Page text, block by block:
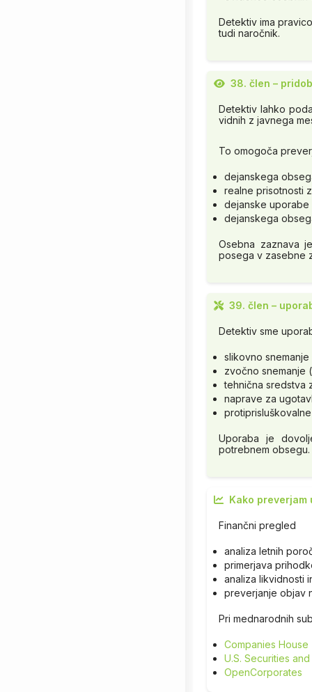
Detektiv ima
tudi naročnik.
38. člen –
Detektiv lahko
vidnih z javnega
To omogoča
dejanskega
realne prisotnosti
dejanske
dejanskega
Osebna zaznava
posega v zasebne
39. člen –
Detektiv sme
slikovno
zvočno snemanje
tehnična sredstva
naprave za
Uporaba je
potrebnem obsegu.
Kako preverjam
Finančni pregled
analiza letnih
primerjava
analiza likvidnosti
preverjanje objav
Pri mednarodnih
Companies House
U.S. Securities
OpenCorporates